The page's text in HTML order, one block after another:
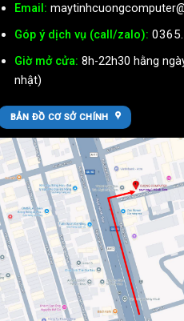
Email:
Góp ý dịch vụ (call/zalo):
Giờ mở cửa: 8h-22h30 hằng
nhật)
BẢN ĐỒ CƠ SỞ CHÍNH